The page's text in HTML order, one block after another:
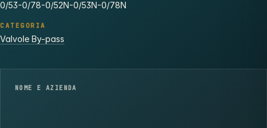
0/53-0/78-0/52N-0/53N-0/78N
CATEGORIA
Valvole By-pass
NOME E AZIENDA